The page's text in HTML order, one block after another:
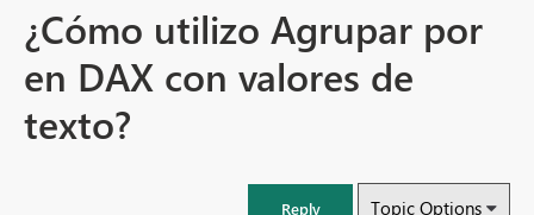
¿Cómo utilizo Agrupar por
en DAX con valores de
texto?
Reply Topic Options